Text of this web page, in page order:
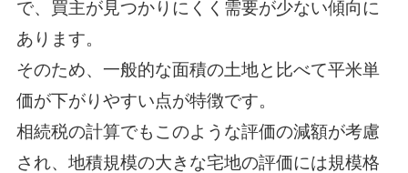
で、買主が見つかりにくく需要が少ない傾向に
あります。
そのため、一般的な面積の土地と比べて平米単
価が下がりやすい点が特徴です。
相続税の計算でもこのような評価の減額が考慮
され、地積規模の大きな宅地の評価には規模格